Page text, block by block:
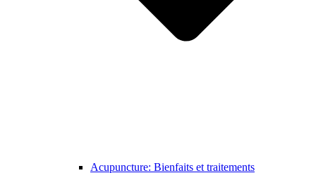
Acupuncture: Bienfaits et traitements